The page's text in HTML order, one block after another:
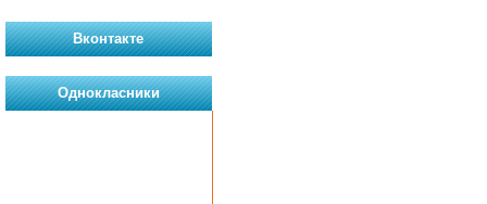
Вконтакте
Однокласники